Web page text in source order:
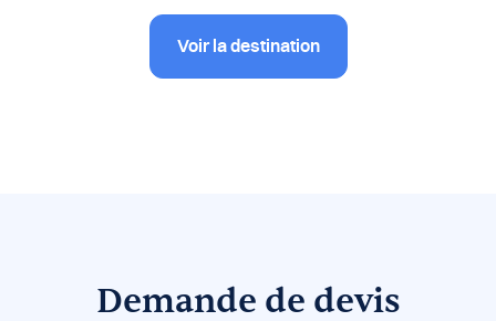
Voir la destination
Demande de devis